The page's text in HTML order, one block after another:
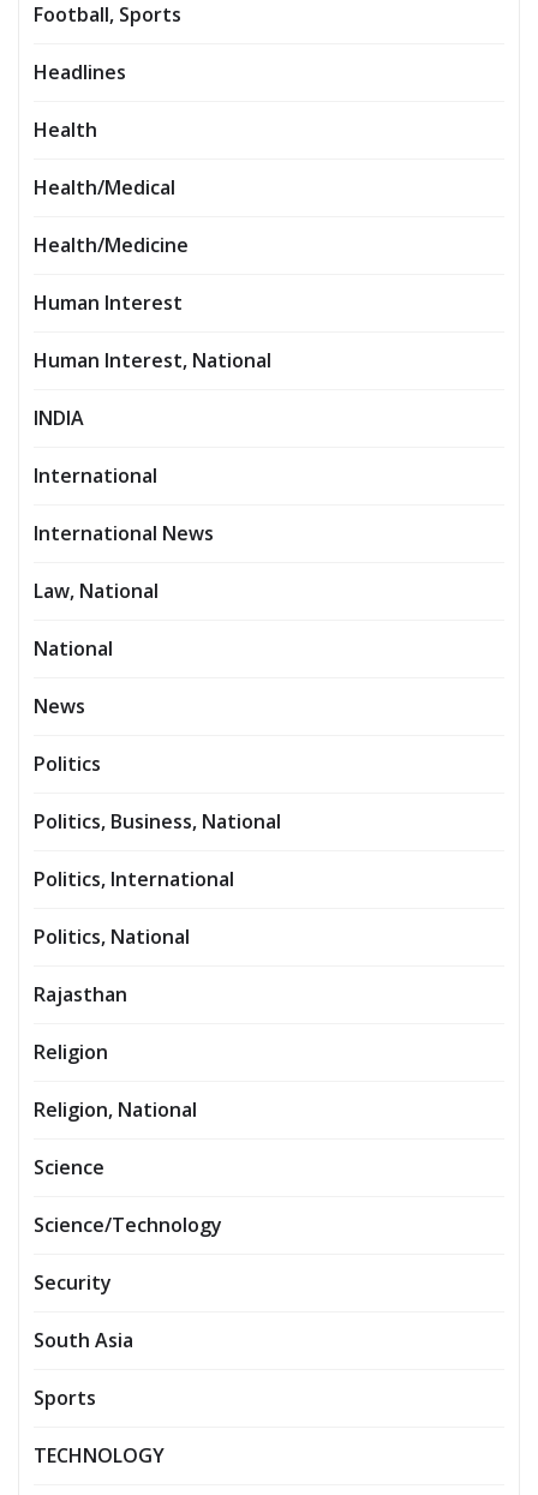
Football, Sports
Headlines
Health
Health/Medical
Health/Medicine
Human Interest
Human Interest, National
INDIA
International
International News
Law, National
National
News
Politics
Politics, Business, National
Politics, International
Politics, National
Rajasthan
Religion
Religion, National
Science
Science/Technology
Security
South Asia
Sports
TECHNOLOGY